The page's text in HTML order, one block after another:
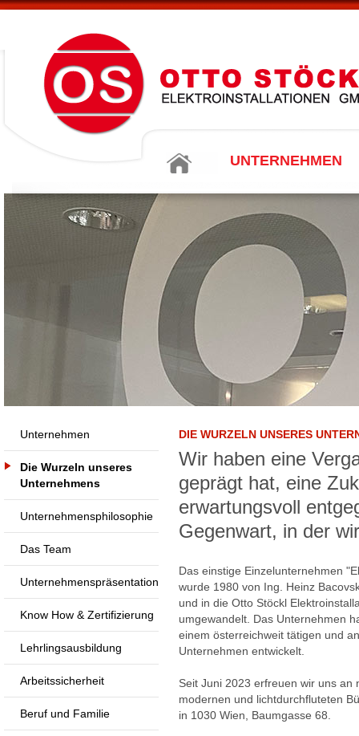
UNTERNEHMEN
Unternehmen
Die Wurzeln unseres
Unternehmens
Unternehmensphilosophie
Das Team
Unternehmenspräsentation
Know How & Zertifizierung
Lehrlingsausbildung
Arbeitssicherheit
Beruf und Familie
DIE WURZELN UNSERES
Wir haben eine
geprägt hat, eine
erwartungsvoll
Gegenwart, in der
Das einstige Einzelunternehmen
wurde 1980 von Ing. Heinz
und in die Otto Stöckl
umgewandelt. Das Unternehmen
einem österreichweit tätigen und
Unternehmen entwickelt.
Seit Juni 2023 erfreuen wir uns an
modernen und lichtdurchfluteten
in 1030 Wien, Baumgasse 68.